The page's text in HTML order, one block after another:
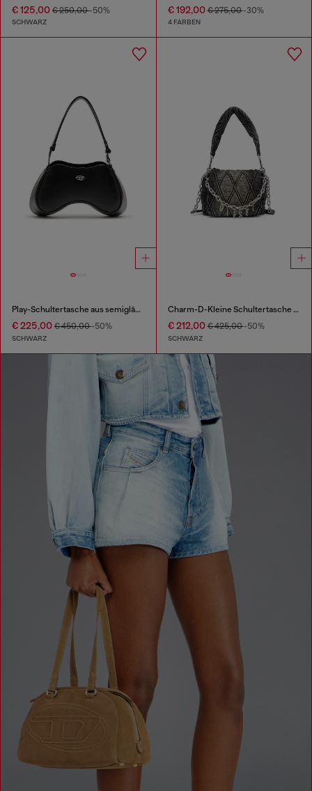
€ 125,00 € 250,00-50%
SCHWARZ
€ 192,00€ 275,00-30%
4 FARBEN
Play-Schultertasche aus semiglänzendem Leder
€ 225,00 € 450,00-50%
SCHWARZ
Charm-D-Kleine Schultertasche aus Steppdenim
€ 212,00€ 425,00-50%
SCHWARZ